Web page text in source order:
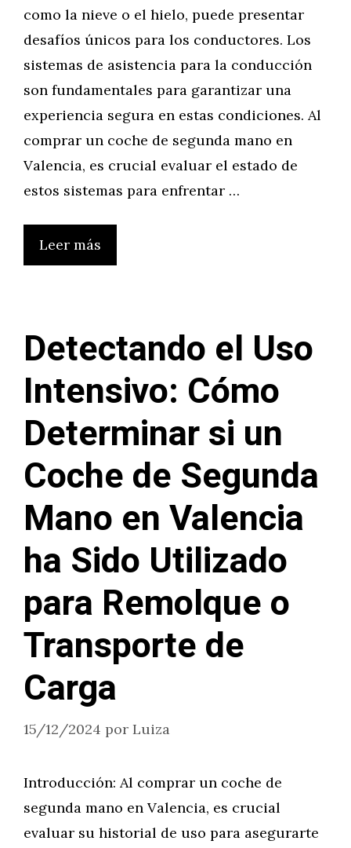
como la nieve o el hielo, puede presentar
desafíos únicos para los conductores. Los
sistemas de asistencia para la conducción
son fundamentales para garantizar una
experiencia segura en estas condiciones. Al
comprar un coche de segunda mano en
Valencia, es crucial evaluar el estado de
estos sistemas para enfrentar …
Leer más
Detectando el Uso
Intensivo: Cómo
Determinar si un
Coche de Segunda
Mano en Valencia
ha Sido Utilizado
para Remolque o
Transporte de
Carga
15/12/2024 por Luiza
Introducción: Al comprar un coche de
segunda mano en Valencia, es crucial
evaluar su historial de uso para asegurarte